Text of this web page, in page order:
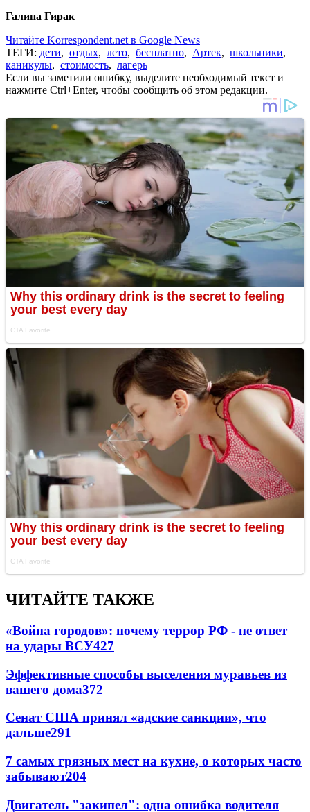
Галина Гирак
Читайте Korrespondent.net в Google News
ТЕГИ: дети, отдых, лето, бесплатно, Артек, школьники,
каникулы, стоимость, лагерь
Если вы заметили ошибку, выделите необходимый текст и
нажмите Ctrl+Enter, чтобы сообщить об этом редакции.
ЧИТАЙТЕ ТАКЖЕ
«Война городов»: почему террор РФ - не ответ
на удары ВСУ427
Эффективные способы выселения муравьев из
вашего дома372
Сенат США принял «адские санкции», что
дальше291
7 самых грязных мест на кухне, о которых часто
забывают204
Двигатель "закипел": одна ошибка водителя